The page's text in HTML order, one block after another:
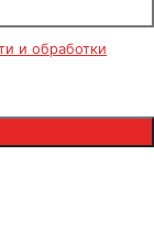
и обработки